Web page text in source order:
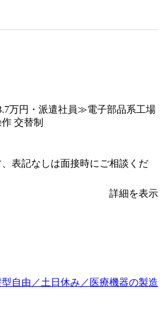
万円・派遣社員≫電子部品系工場
交替制
表記なしは面接時にご相談くだ
詳細を表示